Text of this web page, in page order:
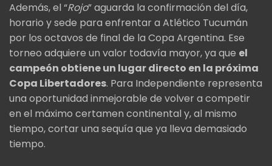
Además, el “Rojo” aguarda la confirmación del día,
horario y sede para enfrentar a Atlético Tucumán
por los octavos de final de la Copa Argentina. Ese
torneo adquiere un valor todavía mayor, ya que el
campeón obtiene un lugar directo en la próxima
Copa Libertadores. Para Independiente representa
una oportunidad inmejorable de volver a competir
en el máximo certamen continental y, al mismo
tiempo, cortar una sequía que ya lleva demasiado
tiempo.